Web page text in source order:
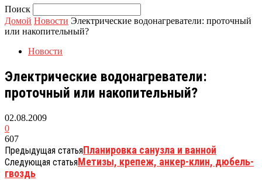
Поиск
Домой Новости Электрические водонагреватели: проточный
или накопительный?
Новости
Электрические водонагреватели:
проточный или накопительный?
02.08.2009
0
607
Предыдущая статьяПланировка санузла и ванной
Следующая статьяМетизы, крепеж, анкер-клин, дюбель-
гвоздь